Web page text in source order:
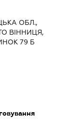
ОБЛ.,
ВІННИЦЯ,
79 Б